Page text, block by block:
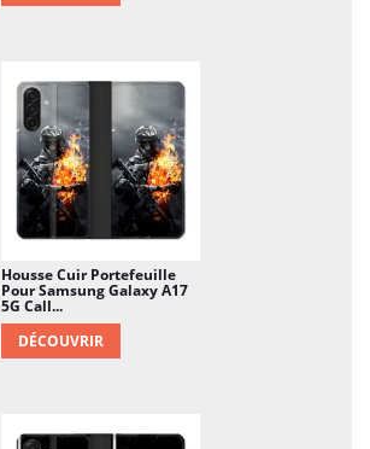
Housse Cuir Portefeuille
Pour Samsung Galaxy A17
5G Call...
DÉCOUVRIR